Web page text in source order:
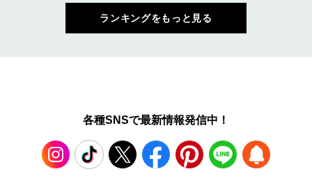
ランキングをもっと見る
各種SNSで最新情報発信中！